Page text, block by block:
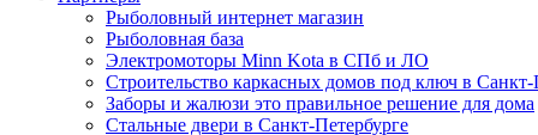
Рыболовный интернет магазин
Рыболовная база
Электромоторы Minn Kota в СПб и ЛО
Строительство каркасных домов под ключ в Санкт-
Заборы и жалюзи это правильное решение для дома
Стальные двери в Санкт-Петербурге